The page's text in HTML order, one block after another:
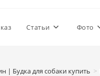
Статьи Фото
| Будка для собаки купить >